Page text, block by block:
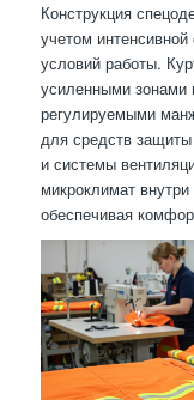
Конструкция
учетом
условий работы.
усиленными зонами
регулируемыми
для средств
и системы
микроклимат
обеспечивая